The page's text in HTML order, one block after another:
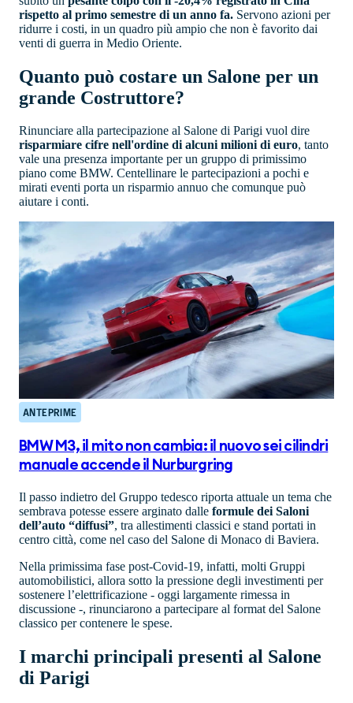
rispetto al primo semestre di un anno fa. Servono azioni per
ridurre i costi, in un quadro più ampio che non è favorito dai
venti di guerra in Medio Oriente.
Quanto può costare un Salone per un
grande Costruttore?
Rinunciare alla partecipazione al Salone di Parigi vuol dire
risparmiare cifre nell'ordine di alcuni milioni di euro, tanto
vale una presenza importante per un gruppo di primissimo
piano come BMW. Centellinare le partecipazioni a pochi e
mirati eventi porta un risparmio annuo che comunque può
aiutare i conti.
ANTEPRIME
BMW M3, il mito non cambia: il nuovo sei cilindri
manuale accende il Nurburgring
Il passo indietro del Gruppo tedesco riporta attuale un tema che
sembrava potesse essere arginato dalle formule dei Saloni
dell’auto “diffusi”, tra allestimenti classici e stand portati in
centro città, come nel caso del Salone di Monaco di Baviera.
Nella primissima fase post-Covid-19, infatti, molti Gruppi
automobilistici, allora sotto la pressione degli investimenti per
sostenere l’elettrificazione - oggi largamente rimessa in
discussione -, rinunciarono a partecipare al format del Salone
classico per contenere le spese.
I marchi principali presenti al Salone
di Parigi